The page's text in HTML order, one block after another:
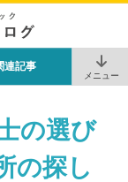
連記事
メニュー
の選び
の探し